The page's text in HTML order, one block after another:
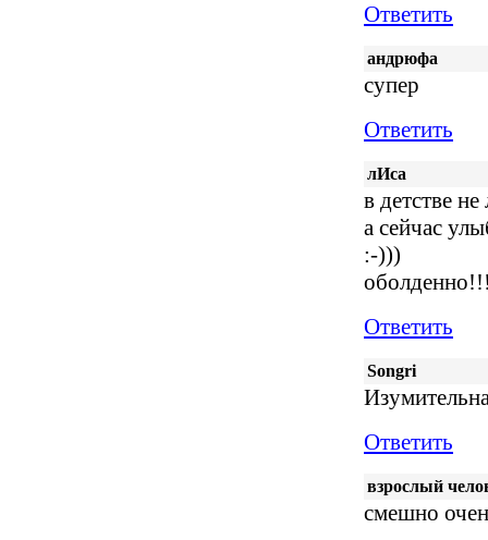
Ответить
андрюфа
супер
Ответить
лИса
в детстве
а сейчас
:-)))
Ответить
Songri
Ответить
взрослый
смешно